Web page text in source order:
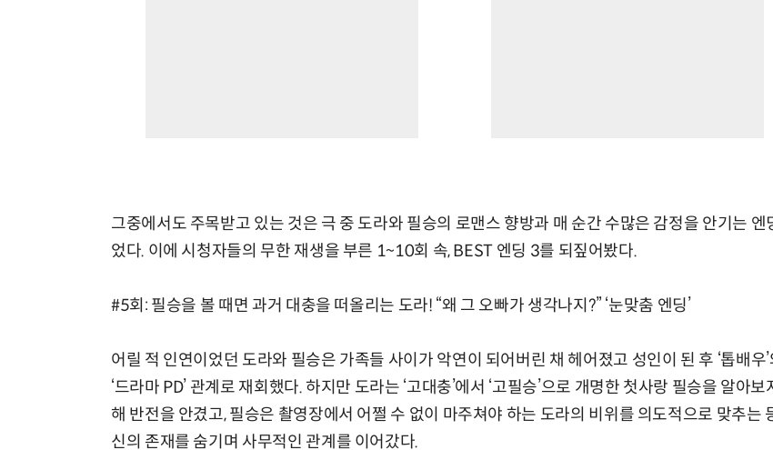
그중에서도 주목받고 있는 것은 극 중 도라와 필승의 로맨스 향방과 매 순간 수많은 감정을 안기는 엔
었다. 이에 시청자들의 무한 재생을 부른 1~10회 속, BEST 엔딩 3를 되짚어봤다.
#5회: 필승을 볼 때면 과거 대충을 떠올리는 도라! “왜 그 오빠가 생각나지?” ‘눈맞춤 엔딩’
어릴 적 인연이었던 도라와 필승은 가족들 사이가 악연이 되어버린 채 헤어졌고 성인이 된 후 ‘톱배우’
‘드라마 PD’ 관계로 재회했다. 하지만 도라는 ‘고대충’에서 ‘고필승’으로 개명한 첫사랑 필승을 알아보
해 반전을 안겼고, 필승은 촬영장에서 어쩔 수 없이 마주쳐야 하는 도라의 비위를 의도적으로 맞추는
신의 존재를 숨기며 사무적인 관계를 이어갔다.